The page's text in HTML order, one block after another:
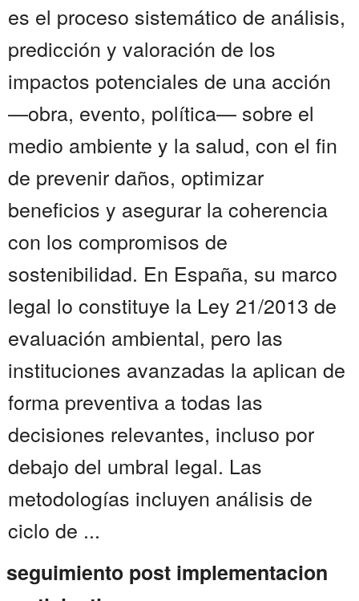
es el proceso sistemático de análisis,
predicción y valoración de los
impactos potenciales de una acción
—obra, evento, política— sobre el
medio ambiente y la salud, con el fin
de prevenir daños, optimizar
beneficios y asegurar la coherencia
con los compromisos de
sostenibilidad. En España, su marco
legal lo constituye la Ley 21/2013 de
evaluación ambiental, pero las
instituciones avanzadas la aplican de
forma preventiva a todas las
decisiones relevantes, incluso por
debajo del umbral legal. Las
metodologías incluyen análisis de
ciclo de ...
seguimiento post implementacion